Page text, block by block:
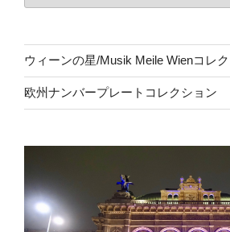
ウィーンの星/Musik Meile Wienコレ
欧州ナンバープレートコレクション